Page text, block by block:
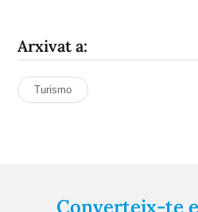
Arxivat a:
Turismo
Converteix-te